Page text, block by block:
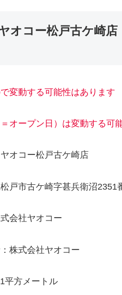
ヤオコー松戸古ケ崎店
変動する可能性はあります
オープン日）は変動する可
オコー松戸古ケ崎店
戸市古ケ崎字甚兵衛沼2351
会社ヤオコー
株式会社ヤオコー
平方メートル